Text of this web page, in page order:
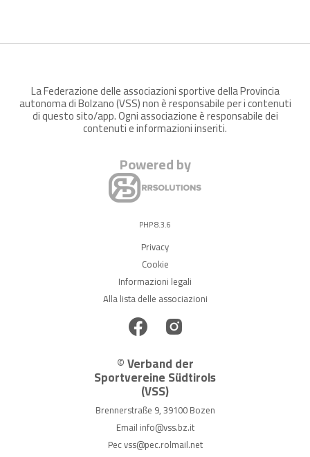
La Federazione delle associazioni sportive della Provincia
autonoma di Bolzano (VSS) non è responsabile per i contenuti
di questo sito/app. Ogni associazione è responsabile dei
contenuti e informazioni inseriti.
Powered by
PHP 8.3.6
Privacy
Cookie
Informazioni legali
Alla lista delle associazioni
© Verband der
Sportvereine Südtirols
(VSS)
Brennerstraße 9, 39100 Bozen
Email info@vss.bz.it
Pecvss@pec.rolmail.net